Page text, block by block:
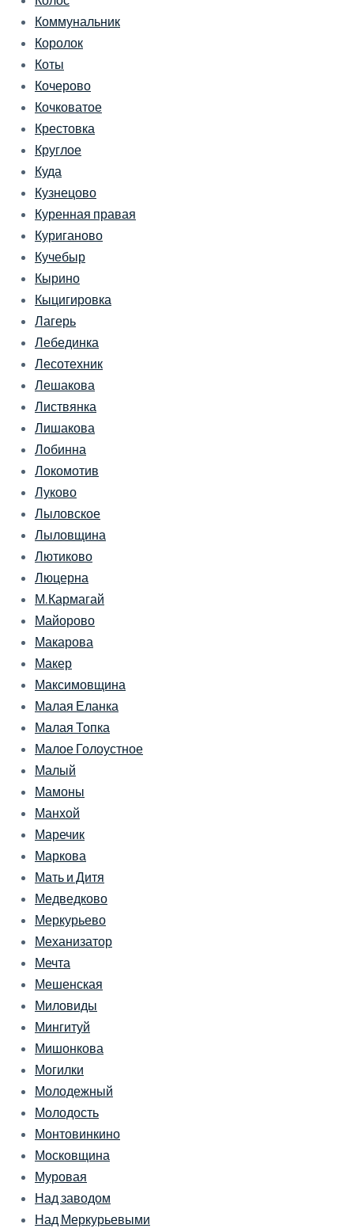
Коммунальник
Королок
Коты
Кочерово
Кочковатое
Крестовка
Круглое
Куда
Кузнецово
Куренная правая
Куриганово
Кучебыр
Кырино
Кыцигировка
Лагерь
Лебединка
Лесотехник
Лешакова
Листвянка
Лишакова
Лобинна
Локомотив
Луково
Лыловское
Лыловщина
Лютиково
Люцерна
М.Кармагай
Майорово
Макарова
Макер
Максимовщина
Малая Еланка
Малая Топка
Малое Голоустное
Малый
Мамоны
Манхой
Маречик
Маркова
Мать и Дитя
Медведково
Меркурьево
Механизатор
Мечта
Мешенская
Миловиды
Мингитуй
Мишонкова
Могилки
Молодежный
Молодость
Монтовинкино
Московщина
Муровая
Над заводом
Над Меркурьевыми